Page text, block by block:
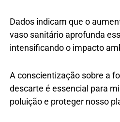
Dados indicam que o
vaso sanitário aprofunda
intensificando o impacto
A conscientização sobre a
descarte é essencial para
poluição e proteger nosso